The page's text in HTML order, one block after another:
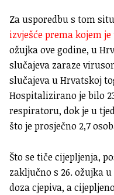
Za usporedbu s tom
izvješće prema kojem
ožujka ove godine, u
slučajeva zaraze
slučajeva u Hrvatskoj
Hospitalizirano je bilo
respiratoru, dok je u
što je prosječno 2,7
Što se tiče cijepljenja,
zaključno s 26. ožujka u
doza cjepiva, a